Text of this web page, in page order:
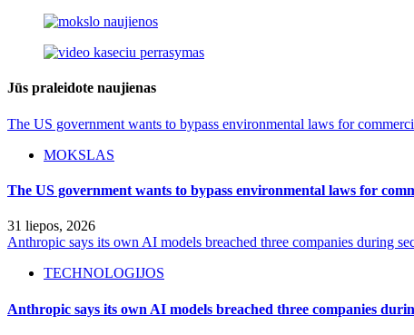
Jūs praleidote naujienas
The US government wants to bypass environmental laws for
MOKSLAS
The US government wants to bypass environmental laws for
31 liepos, 2026
Anthropic says its own AI models breached three companies during
TECHNOLOGIJOS
Anthropic says its own AI models breached three companies